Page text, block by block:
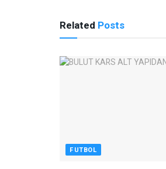
Related Posts
FUTBOL